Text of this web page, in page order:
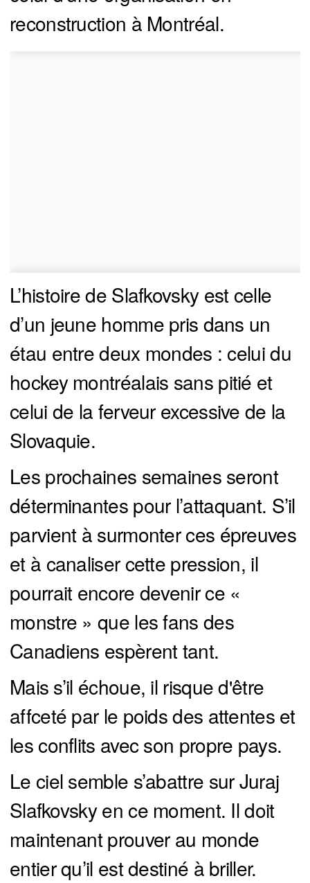
reconstruction à Montréal.
L’histoire de Slafkovsky est celle
d’un jeune homme pris dans un
étau entre deux mondes : celui du
hockey montréalais sans pitié et
celui de la ferveur excessive de la
Slovaquie.
Les prochaines semaines seront
déterminantes pour l’attaquant. S’il
parvient à surmonter ces épreuves
et à canaliser cette pression, il
pourrait encore devenir ce «
monstre » que les fans des
Canadiens espèrent tant.
Mais s’il échoue, il risque d'être
affceté par le poids des attentes et
les conflits avec son propre pays.
Le ciel semble s’abattre sur Juraj
Slafkovsky en ce moment. Il doit
maintenant prouver au monde
entier qu’il est destiné à briller.